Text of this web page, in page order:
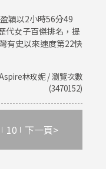
穎以2小時56分49
代女子百傑排名，提
有史以來速度第22快
林玫妮 / 瀏覽次數
(3470152)
10 下一頁>